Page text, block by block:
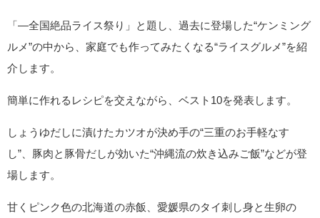
「―全国絶品ライス祭り」と題し、過去に登場した“ケンミング
ルメ”の中から、家庭でも作ってみたくなる“ライスグルメ”を紹
介します。
簡単に作れるレシピを交えながら、ベスト10を発表します。
しょうゆだしに漬けたカツオが決め手の“三重のお手軽なす
し”、豚肉と豚骨だしが効いた“沖縄流の炊き込みご飯”などが登
場します。
甘くピンク色の北海道の赤飯、愛媛県のタイ刺し身と生卵の